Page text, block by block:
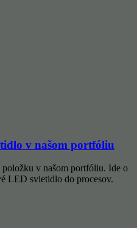
v našom portfóliu
v našom portfóliu. Ide o
LED svietidlo do procesov.